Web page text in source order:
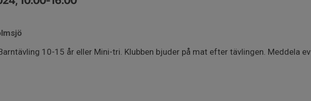
10-15 år eller Mini-tri. Klubben bjuder på mat efter tävlingen. Meddela ev